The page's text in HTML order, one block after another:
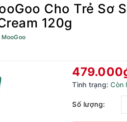
Bạn
Cho Trẻ Sơ
120g
MooGoo
Tình trạng: Còn
Số lượng: